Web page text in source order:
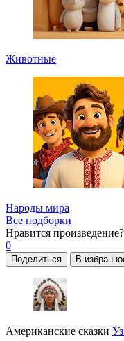
Животные
Народы мира
Все подборки
Нравится произведение?
0
Поделиться В
Американские сказки